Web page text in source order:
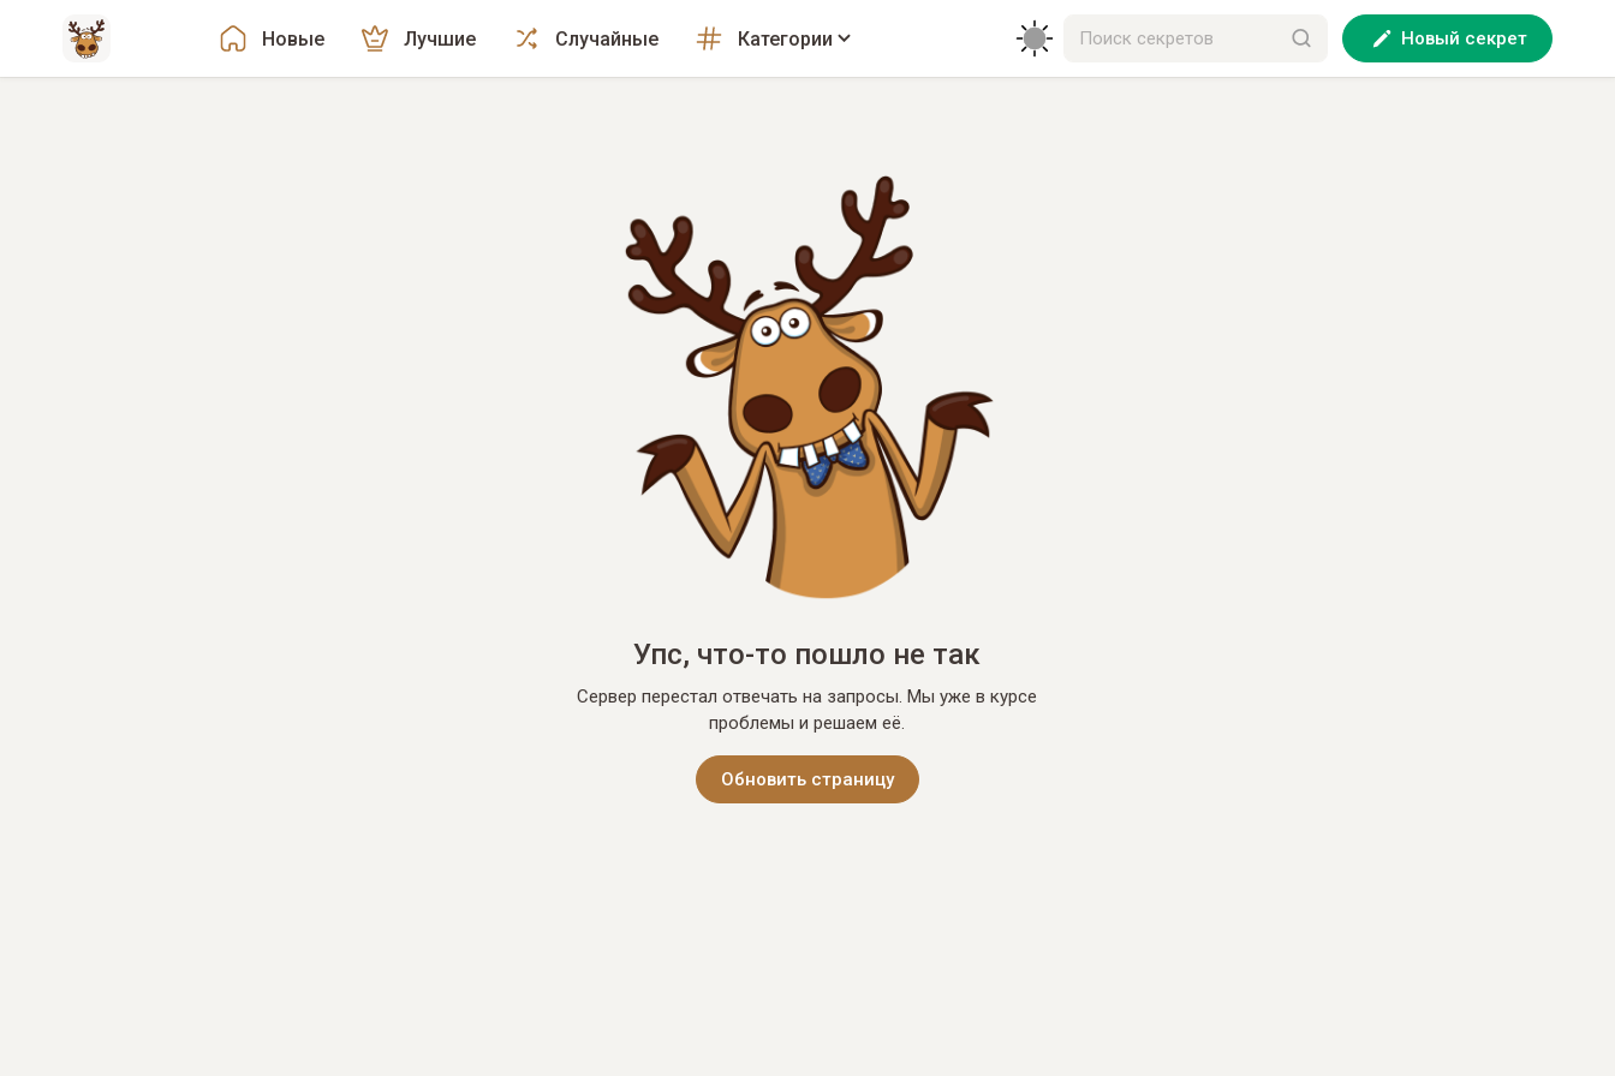
Новые Лучшие Случайные Категории Новый секрет
Упс, что-то пошло не так
Сервер перестал отвечать на запросы. Мы уже в курсе
проблемы и решаем её.
Обновить страницу